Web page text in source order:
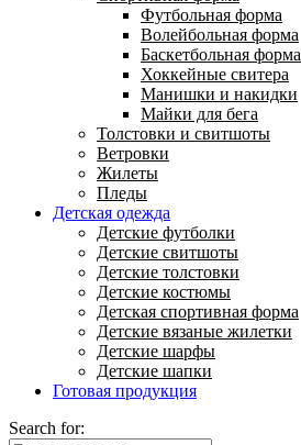
Футбольная форма
Волейбольная форма
Баскетбольная форма
Хоккейные свитера
Манишки и накидки
Майки для бега
Толстовки и свитшоты
Ветровки
Жилеты
Пледы
Детская одежда
Детские футболки
Детские свитшоты
Детские толстовки
Детские костюмы
Детская спортивная форма
Детские вязаные жилетки
Детские шарфы
Детские шапки
Готовая продукция
Search for: